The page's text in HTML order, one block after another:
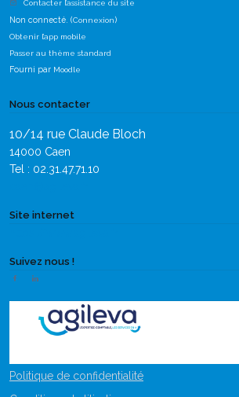
Contacter l’assistance du site
Non connecté. (Connexion)
Obtenir l’app mobile
Passer au thème standard
Fourni par Moodle
Nous contacter
10/14 rue Claude Bloch
14000 Caen
Tel : 02.31.47.71.10
Site internet
Suivez nous !
Politique de confidentialité